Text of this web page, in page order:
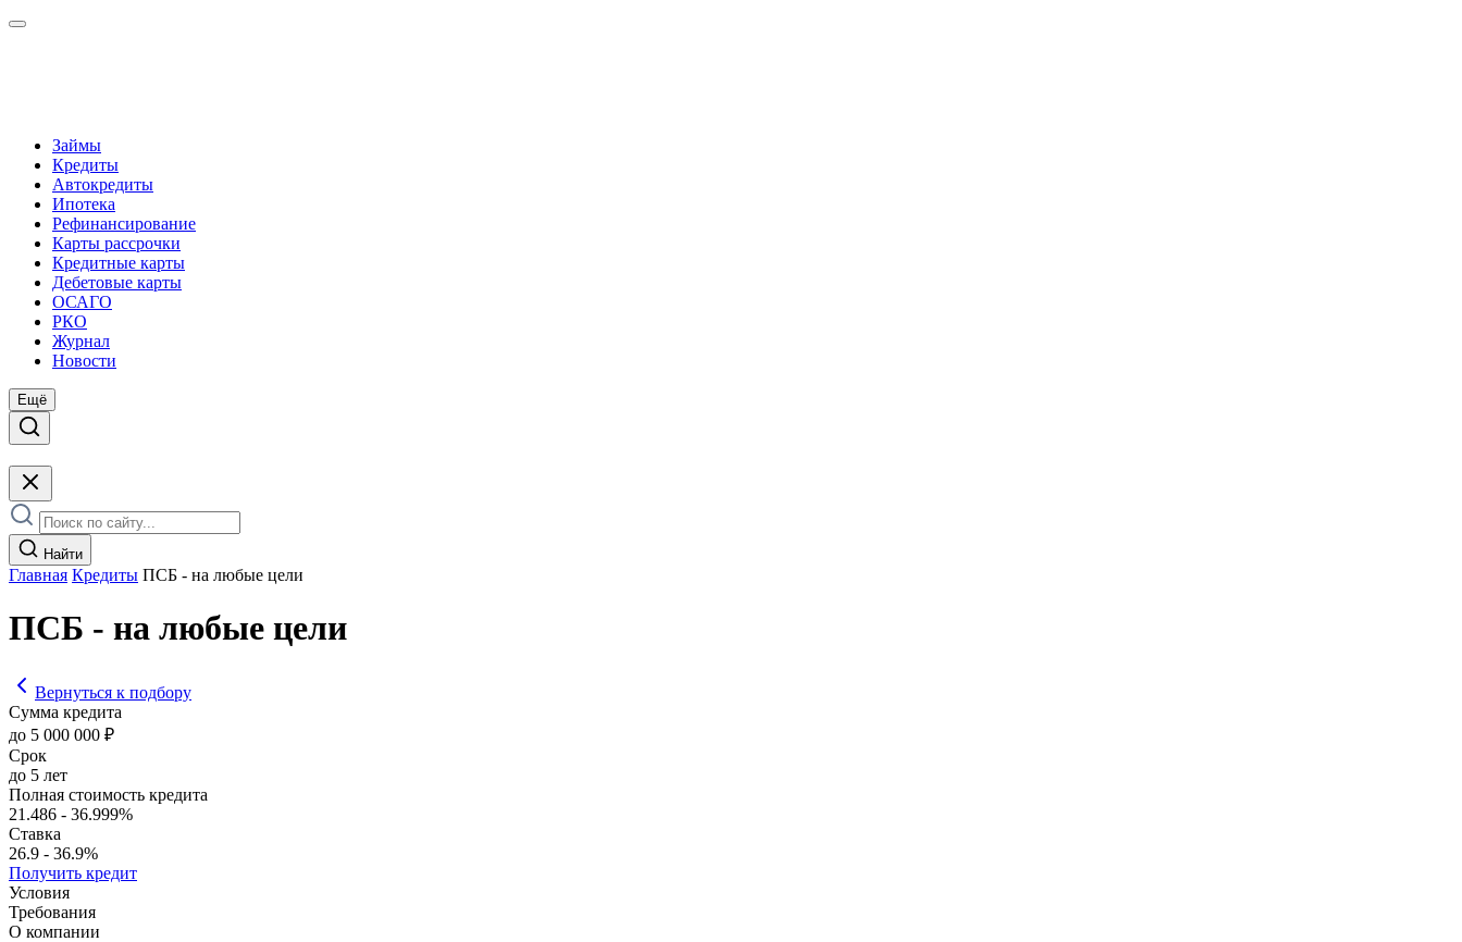
Займы
Кредиты
Автокредиты
Ипотека
Рефинансирование
Карты рассрочки
Кредитные карты
Дебетовые карты
ОСАГО
РКО
Журнал
Новости
Ещё
Найти
Главная Кредиты ПСБ - на любые цели
ПСБ - на любые цели
Вернуться к подбору
Сумма кредита
до 5 000 000 ₽
Срок
до 5 лет
Полная стоимость кредита
21.486 - 36.999%
Ставка
26.9 - 36.9%
Получить кредит
Условия
Требования
О компании